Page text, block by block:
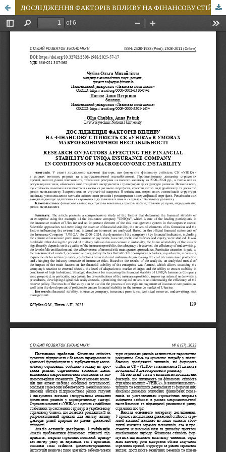
ДОСЛІДЖЕННЯ ФАКТОРІВ ВПЛИВУ НА ФІНАНСОВУ СТІЙКІСТЬ СК «УНІКА» В У МОВАХ МАКРОЕКОНОМІЧНОЇ НЕСТАБІЛЬНОСТІ